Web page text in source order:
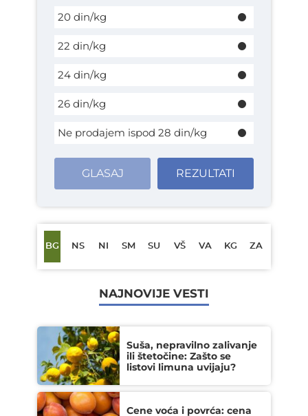
20 din/kg
22 din/kg
24 din/kg
26 din/kg
Ne prodajem ispod 28 din/kg
GLASAJ REZULTATI
BG NS NI SM SU VŠ VA KG ZA
NAJNOVIJE VESTI
Suša, nepravilno zalivanje
ili štetočine: Zašto se
listovi limuna uvijaju?
Cene voća i povrća: cena